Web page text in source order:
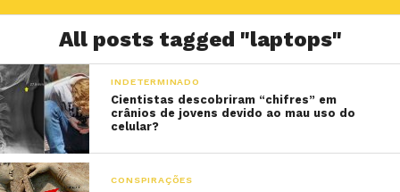
All posts tagged "laptops"
INDETERMINADO
Cientistas descobriram “chifres” em
crânios de jovens devido ao mau uso do
celular?
CONSPIRAÇÕES